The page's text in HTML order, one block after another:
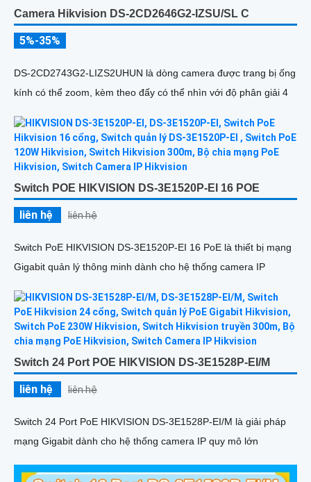
Camera Hikvision DS-2CD2646G2-IZSU/SL C
5%-35%
DS-2CD2743G2-LIZS2UHUN là dòng camera được trang bị ống
kính có thể zoom, kèm theo đấy có thể nhìn với độ phân giải 4
Switch POE HIKVISION DS-3E1520P-EI 16 POE
liên hệ liên hệ
Switch PoE HIKVISION DS-3E1520P-EI 16 PoE là thiết bị mạng
Gigabit quản lý thông minh dành cho hệ thống camera IP
Switch 24 Port POE HIKVISION DS-3E1528P-EI/M
liên hệ liên hệ
Switch 24 Port PoE HIKVISION DS-3E1528P-EI/M là giải pháp
mạng Gigabit dành cho hệ thống camera IP quy mô lớn